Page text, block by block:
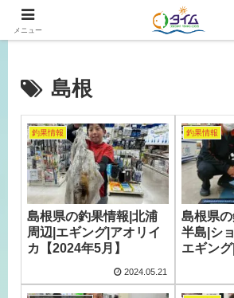
広島、岡山の釣り情報はタイムに
島根
釣果情報
島根県の釣果情報|北浦
周辺|エギング|アオリイ
カ【2024年5月】
2024.05.21
釣果情報
島根県
半島|シ
エギン
メニュー